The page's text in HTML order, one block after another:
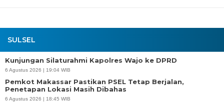
SULSEL
Kunjungan Silaturahmi Kapolres Wajo ke DPRD
6 Agustus 2026 | 19:04 WIB
Pemkot Makassar Pastikan PSEL Tetap Berjalan,
Penetapan Lokasi Masih Dibahas
6 Agustus 2026 | 18:45 WIB